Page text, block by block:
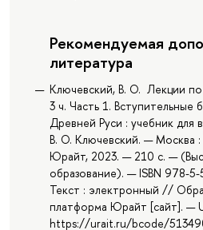
Рекомендуемая
литература
Ключевский, В. О. Лекции
3 ч. Часть 1. Вступительные
Древней Руси : учебник для
В. О. Ключевский. — Москва :
Юрайт, 2023. — 210 с. —
образование). — ISBN 978-
Текст : электронный //
платформа Юрайт [сайт]. —
https://urait.ru/bcode/